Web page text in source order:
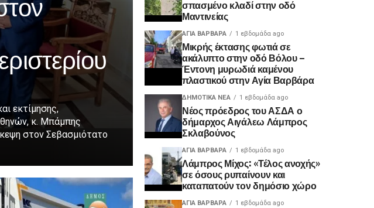
εκτίμησης,
κ. Μπάμπης
στον Σεβασμιότατο
σπασμένο κλαδί στην οδό
Μαντινείας
ΑΓΙΑ ΒΑΡΒΑΡΑ 1 εβδομάδα ago
Μικρής έκτασης φωτιά σε
ακάλυπτο στην οδό Βόλου –
Έντονη μυρωδιά καμένου
πλαστικού στην Αγία Βαρβάρα
ΔΗΜΟΤΙΚΆ ΝΈΑ 1 εβδομάδα ago
Νέος πρόεδρος του ΑΣΔΑ ο
δήμαρχος Αιγάλεω Λάμπρος
Σκλαβούνος
ΑΓΙΑ ΒΑΡΒΑΡΑ 1 εβδομάδα ago
Λάμπρος Μίχος: «Τέλος ανοχής»
σε όσους ρυπαίνουν και
καταπατούν τον δημόσιο χώρο
ΑΓΙΑ ΒΑΡΒΑΡΑ 1 εβδομάδα ago